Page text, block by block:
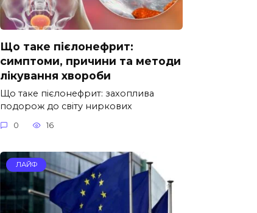
Що таке пієлонефрит:
симптоми, причини та методи
лікування хвороби
Що таке пієлонефрит: захоплива
подорож до світу ниркових
0 16
ЛАЙФ